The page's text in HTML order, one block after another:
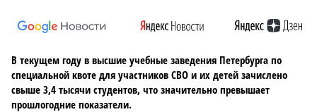
В текущем году в высшие учебные заведения Петербурга по
специальной квоте для участников СВО и их детей зачислено
свыше 3,4 тысячи студентов, что значительно превышает
прошлогодние показатели.